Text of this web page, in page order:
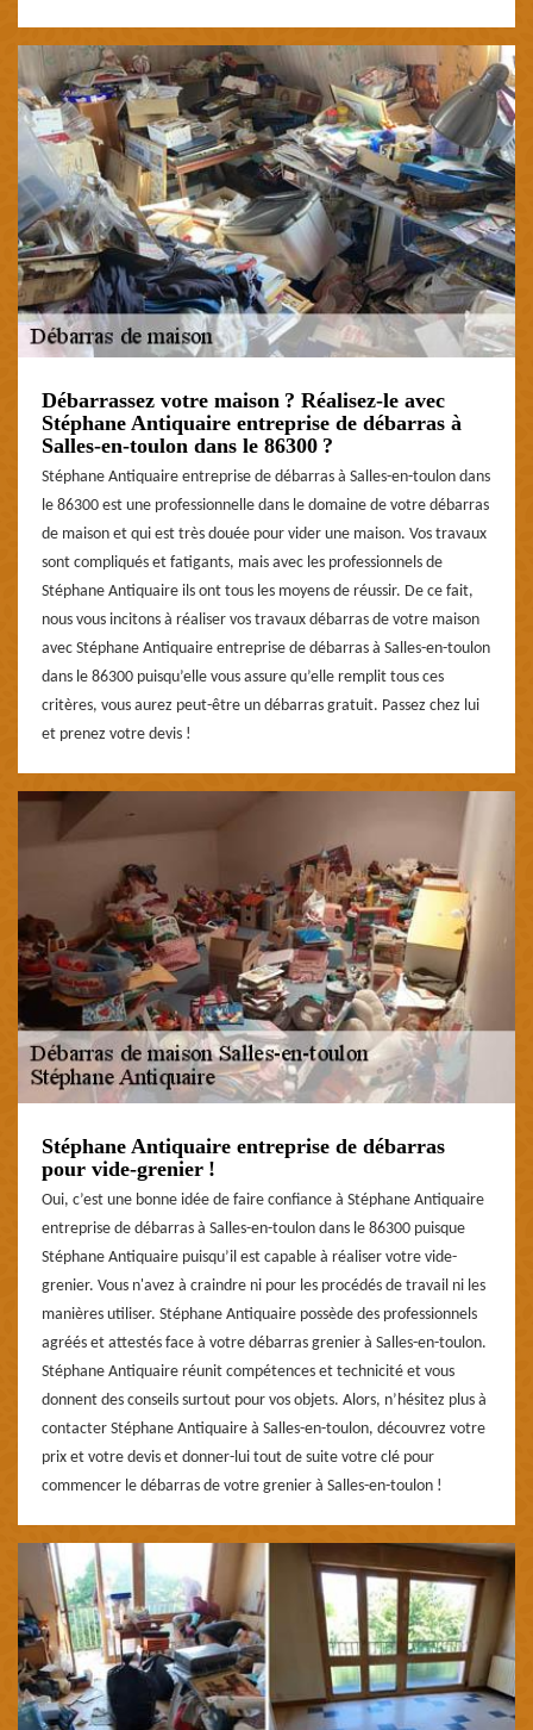
Débarrassez votre maison ? Réalisez-le avec
Stéphane Antiquaire entreprise de débarras à
Salles-en-toulon dans le 86300 ?
Stéphane Antiquaire entreprise de débarras à Salles-en-toulon dans
le 86300 est une professionnelle dans le domaine de votre débarras
de maison et qui est très douée pour vider une maison. Vos travaux
sont compliqués et fatigants, mais avec les professionnels de
Stéphane Antiquaire ils ont tous les moyens de réussir. De ce fait,
nous vous incitons à réaliser vos travaux débarras de votre maison
avec Stéphane Antiquaire entreprise de débarras à Salles-en-toulon
dans le 86300 puisqu’elle vous assure qu’elle remplit tous ces
critères, vous aurez peut-être un débarras gratuit. Passez chez lui
et prenez votre devis !
Stéphane Antiquaire entreprise de débarras
pour vide-grenier !
Oui, c’est une bonne idée de faire confiance à Stéphane Antiquaire
entreprise de débarras à Salles-en-toulon dans le 86300 puisque
Stéphane Antiquaire puisqu’il est capable à réaliser votre vide-
grenier. Vous n'avez à craindre ni pour les procédés de travail ni les
manières utiliser. Stéphane Antiquaire possède des professionnels
agréés et attestés face à votre débarras grenier à Salles-en-toulon.
Stéphane Antiquaire réunit compétences et technicité et vous
donnent des conseils surtout pour vos objets. Alors, n’hésitez plus à
contacter Stéphane Antiquaire à Salles-en-toulon, découvrez votre
prix et votre devis et donner-lui tout de suite votre clé pour
commencer le débarras de votre grenier à Salles-en-toulon !